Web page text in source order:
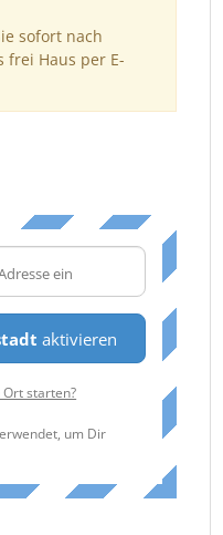
sofort nach
frei Haus per E-
aktivieren
starten?
um Dir